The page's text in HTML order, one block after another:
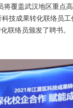
覆盖武汉地区重点
技成果转化联络员
联络员颁发了聘书。